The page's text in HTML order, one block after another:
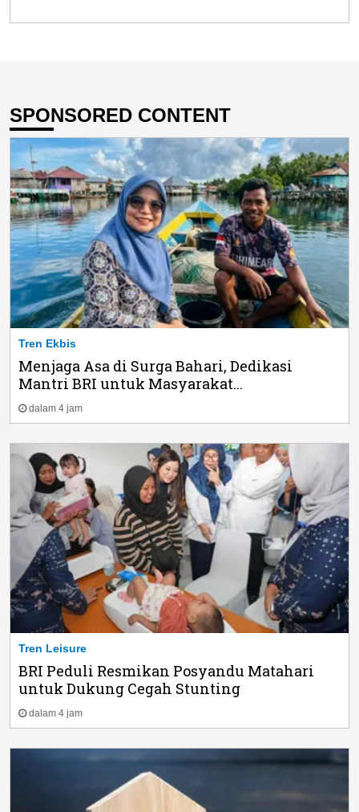
SPONSORED CONTENT
Tren Ekbis
Menjaga Asa di Surga Bahari, Dedikasi
Mantri BRI untuk Masyarakat...
dalam 4 jam
Tren Leisure
BRI Peduli Resmikan Posyandu Matahari
untuk Dukung Cegah Stunting
dalam 4 jam